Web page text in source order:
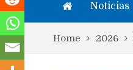
Noticias
Home 2026